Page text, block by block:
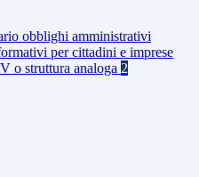
obblighi amministrativi
per cittadini e imprese
o struttura analoga 2